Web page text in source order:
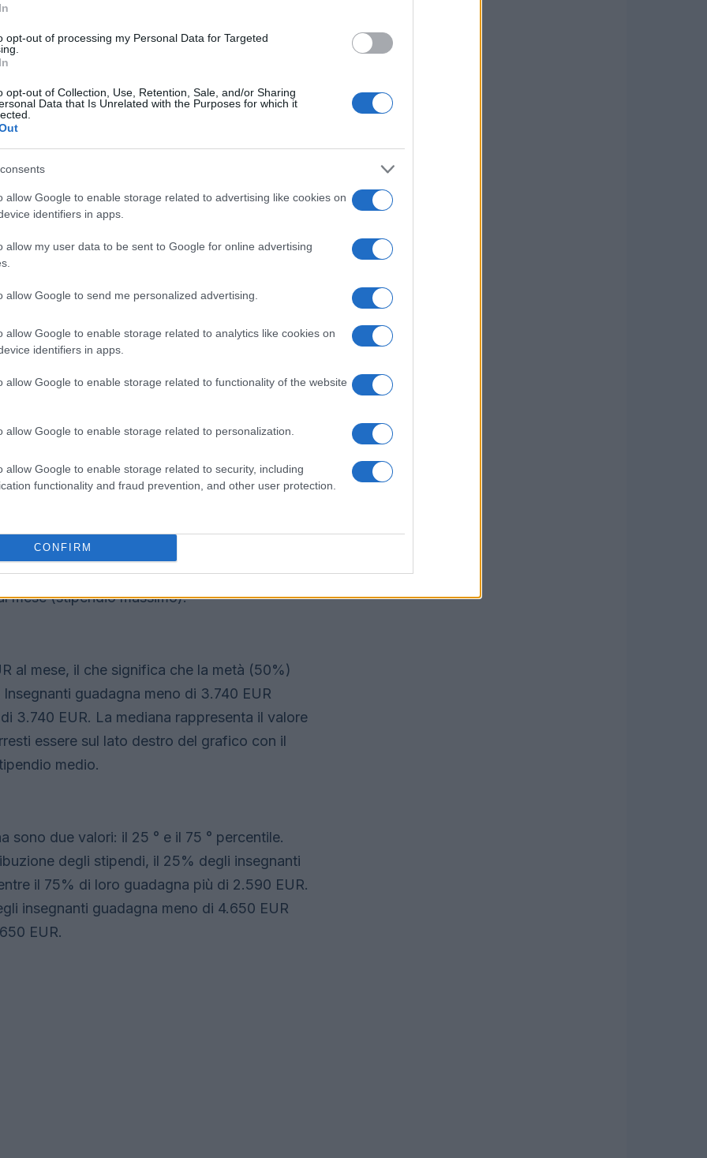
opt-out of processing my Personal Data for Targeted
opt-out of Collection, Use, Retention, Sale, and/or Sharing
Data that Is Unrelated with the Purposes for which it
allow Google to enable storage related to advertising like cookies on
identifiers in apps.
allow my user data to be sent to Google for online advertising
allow Google to send me personalized advertising.
allow Google to enable storage related to analytics like cookies on
identifiers in apps.
allow Google to enable storage related to functionality of the website
allow Google to enable storage related to personalization.
allow Google to enable storage related to security, including
functionality and fraud prevention, and other user protection.
CONFIRM
include alloggio, trasporti e altri benefici. Gli
in base all’esperienza, alle capacità, al
una ripartizione dettagliata basata su molti
degli insegnanti nei Paesi
l’intervallo
Bassi vanno da 2.030 EUR al mese
mese (stipendio massimo).
al mese, il che significa che la metà (50%)
guadagna meno di 3.740 EUR
3.740 EUR. La mediana rappresenta il valore
essere sul lato destro del grafico con il
medio.
sono due valori: il 25 ° e il 75 ° percentile.
degli stipendi, il 25% degli insegnanti
il 75% di loro guadagna più di 2.590 EUR.
insegnanti guadagna meno di 4.650 EUR
EUR.